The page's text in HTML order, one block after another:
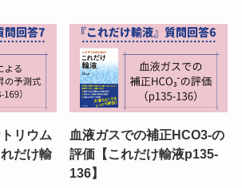
リウム
だけ輸
血液ガスでの補正HCO3-の
評価【これだけ輸液p135-
136】